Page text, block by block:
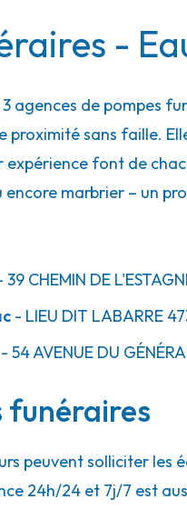
-
agences de pompes
sans faille.
expérience font de
marbrier – un
39 CHEMIN DE
- LIEU DIT LABARRE
- 54 AVENUE DU
funéraires
peuvent solliciter les
24h/24 et 7j/7 est